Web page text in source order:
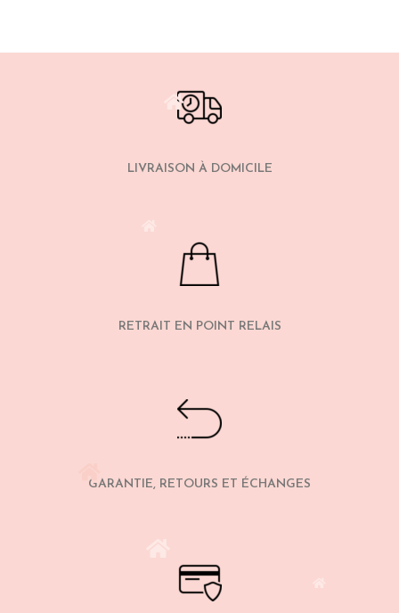
LIVRAISON À DOMICILE
RETRAIT EN POINT RELAIS
GARANTIE, RETOURS ET ÉCHANGES